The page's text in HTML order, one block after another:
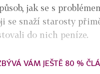
jak se s
se snaží starosty
do nich peníze.
VÁM JEŠTĚ 80 %